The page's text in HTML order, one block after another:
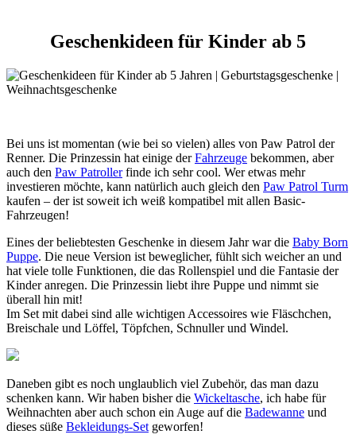
Geschenkideen für Kinder ab 5
Bei uns ist momentan (wie bei so vielen) alles von Paw Patrol der
Renner. Die Prinzessin hat einige derFahrzeuge bekommen, aber
auch den Paw Patrollerfinde ich sehr cool. Wer etwas mehr
investieren möchte, kann natürlich auch gleich den Paw Patrol Turm
kaufen – der ist soweit ich weiß kompatibel mit allen Basic-
Fahrzeugen!
Eines der beliebtesten Geschenke in diesem Jahr war die Baby Born
Puppe. Die neue Version ist beweglicher, fühlt sich weicher an und
hat viele tolle Funktionen, die das Rollenspiel und die Fantasie der
Kinder anregen. Die Prinzessin liebt ihre Puppe und nimmt sie
überall hin mit!
Im Set mit dabei sind alle wichtigen Accessoires wie Fläschchen,
Breischale und Löffel, Töpfchen, Schnuller und Windel.
Daneben gibt es noch unglaublich viel Zubehör, das man dazu
schenken kann. Wir haben bisher die Wickeltasche, ich habe für
Weihnachten aber auch schon ein Auge auf die Badewanne und
dieses süße Bekleidungs-Set geworfen!